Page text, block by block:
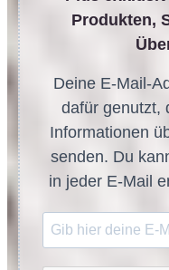
Produkten,
Deine E-Mail-
dafür genutzt,
Informationen
senden. Du
in jeder E-Mail